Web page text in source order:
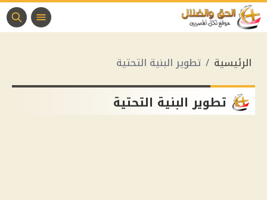
الرئيسية تطوير البنية التحتية
تطوير البنية التحتية